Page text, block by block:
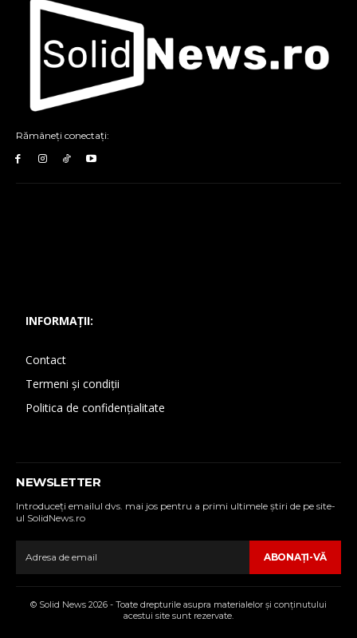
Rămâneți conectați:
INFORMAȚII:
Contact
Termeni și condiții
Politica de confidențialitate
NEWSLETTER
Introduceţi emailul dvs. mai jos pentru a primi ultimele ştiri de pe site-
ul SolidNews.ro
ABONAŢI-VĂ
© Solid News 2026 - Toate drepturile asupra materialelor şi conţinutului
acestui site sunt rezervate.